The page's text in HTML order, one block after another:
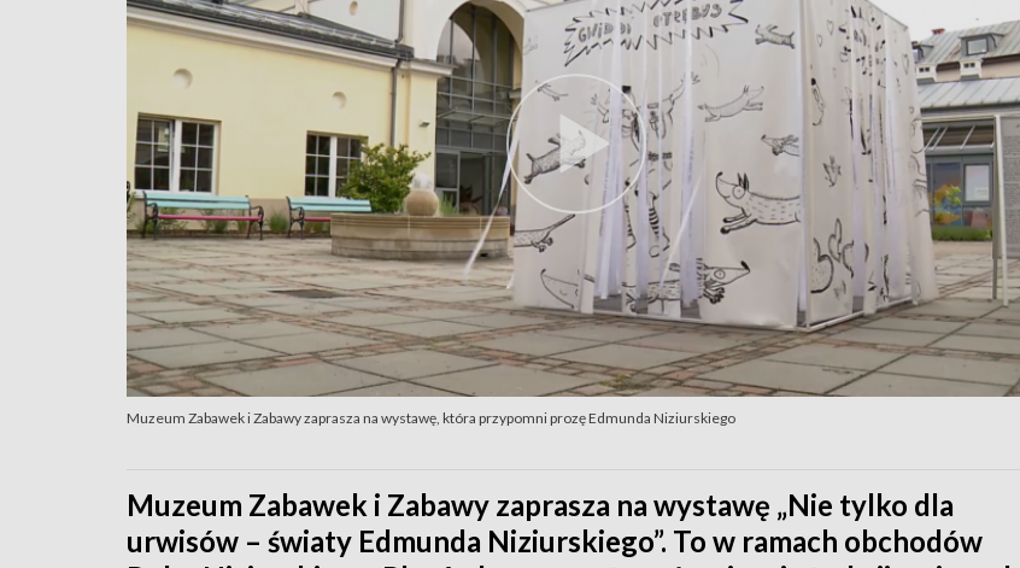
Muzeum Zabawek i Zabawy zaprasza na wystawę, która przypomni prozę Edmunda Niziurskiego
Muzeum Zabawek i Zabawy zaprasza na wystawę „Nie tylko dla
urwisów – światy Edmunda Niziurskiego”. To w ramach obchodów